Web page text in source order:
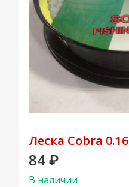
Леска Cobra 0.16
84 ₽
В наличии